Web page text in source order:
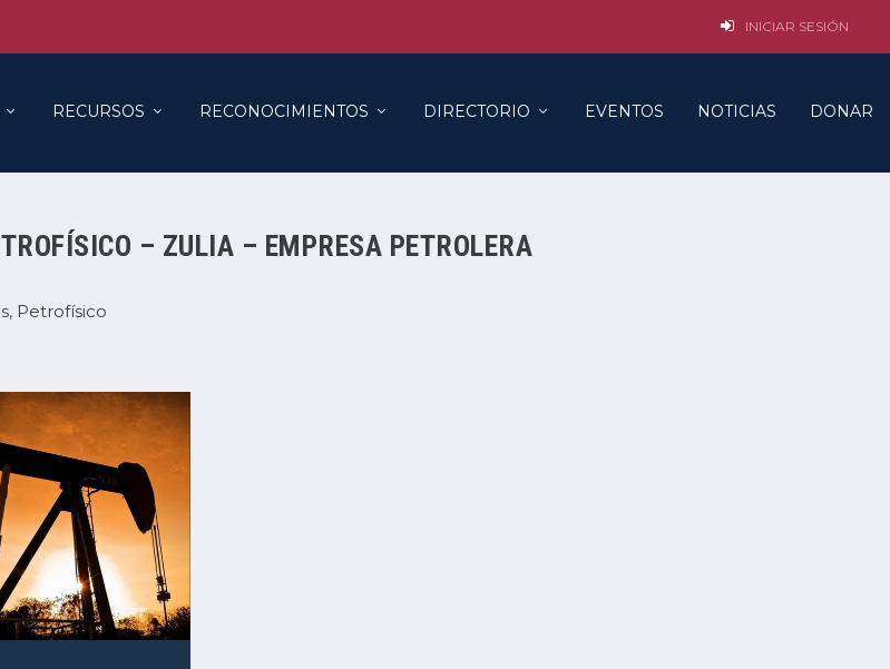
INICIAR SESIÓN
RECURSOS RECONOCIMIENTOS DIRECTORIO EVENTOS NOTICIAS DONAR
– ZULIA – EMPRESA PETROLERA
Petrofísico